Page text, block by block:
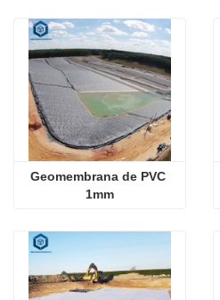
Geomembrana de PVC
1mm